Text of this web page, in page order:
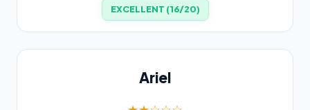
EXCELLENT (16/20)
Ariel